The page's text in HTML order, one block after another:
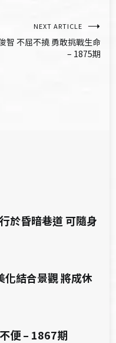
NEXT ARTICLE
智 不屈不撓 勇敢挑戰生命
– 1875期
於昏暗巷道 可隨身
化結合景觀 將成休
便 – 1867期